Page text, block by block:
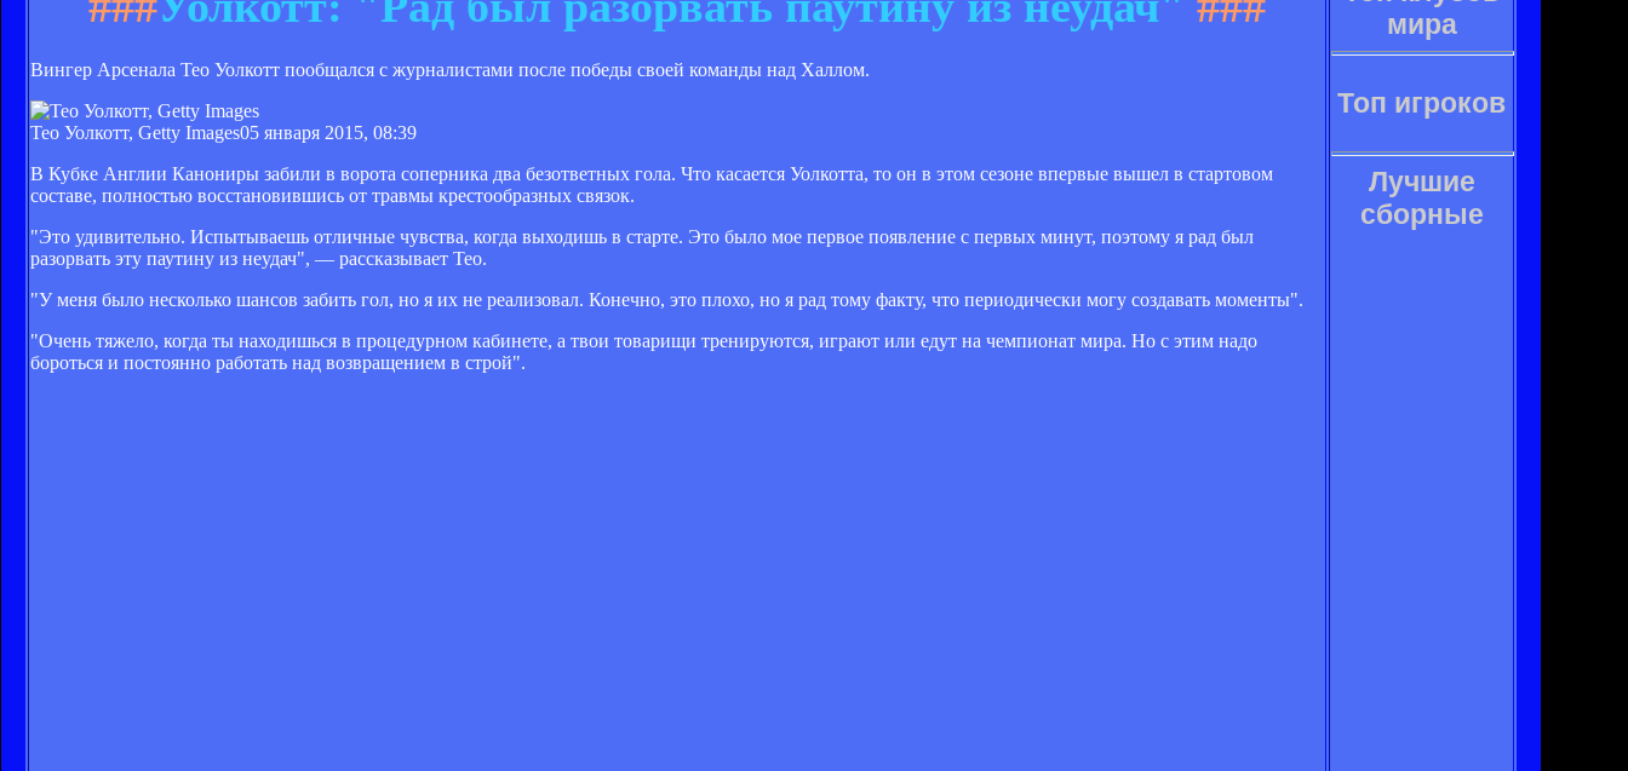
Вингер Арсенала Тео Уолкотт пообщался с журналистами после победы своей команды над Халлом.
Тео Уолкотт, Getty Images05 января 2015, 08:39
В Кубке Англии Канониры забили в ворота соперника два безответных гола. Что касается Уолкотта, то он в этом сезоне впервые вышел в стартовом
составе, полностью восстановившись от травмы крестообразных связок.
"Это удивительно. Испытываешь отличные чувства, когда выходишь в старте. Это было мое первое появление с первых минут, поэтому я рад был
разорвать эту паутину из неудач", — рассказывает Тео.
"У меня было несколько шансов забить гол, но я их не реализовал. Конечно, это плохо, но я рад тому факту, что периодически могу создавать моменты".
"Очень тяжело, когда ты находишься в процедурном кабинете, а твои товарищи тренируются, играют или едут на чемпионат мира. Но с этим надо
бороться и постоянно работать над возвращением в строй".
мира
Топ игроков
Лучшие
сборные